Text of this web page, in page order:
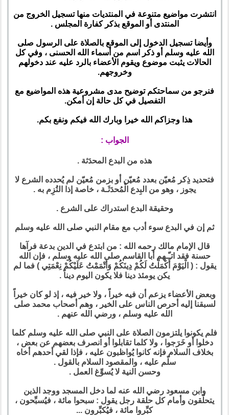
انتشرت مواضيع متنوعة في المنتديات منها تسجيل الخروج من
المنتدى أو الموقع بذكر كفارة المجلس .
وأيضا تسجيل الدخول إلى الموقع بالصلاة على الرسول صلى
الله عليه وسلم أو ذكر اسم من أسماء الله الحسنى ، وفي كل
الحالات يثبت موضوع ويقوم الأعضاء بالرد عليه عند دخولهم
وخروجهم.
فنرجو من سماحتكم توضيح مدى مشروعية هذه المواضيع مع
التفصيل في كل حالة إن أمكن.
هذا وجزاكم الله خيرا وبارك الله فيكم ونفع بكم.
الجواب :
هذه من البدع المحدَثة .
فتحديد ذِكر مُعيّن بعدد مُعيّن أو بزمن مُعيّن لم يُحدده الشرع لا
يجوز ، وهو من البِدع الْمُحدَثَـة ، خاصة إذا التُزِم به .
وحقيقة البدع استدراك على الشرع .
ثم إن في البدع سوء أدب مع مقام النبي صلى الله عليه وسلم
قال الإمام مالك رحمه الله : من ابتدع في الدين بدعة فرآها
حسنة فقد اتـّـهم أبا القاسم صلى الله عليه وسلم ، فإن الله
يقول : ( الْيَوْمَ أَكْمَلْتُ لَكُمْ دِينَكُمْ وَأَتْمَمْتُ عَلَيْكُمْ نِعْمَتِي ) فما لم
يكن يومئذ دينا فلا يكون اليوم ديناً .
وبعض الأعضاء يزعم أن فيه خيراً ، ولا خير فيه ، إذ لو كان خيراً
لسبقنا إليه أحرص الناس على الخير ، وهم أصحاب محمد صلى
الله عليه وسلم ، ورضي الله عنهم .
فلم يكونوا يلتزمون الصلاة على النبي صلى الله عليه وسلم كلما
دخلوا أو خَرَجوا ، ولا كلما تقابلوا أو انصرف بعضهم عن بعض ،
بخلاف السلام فإنه كانوا يُواظبون عليه ، فإذا لقي أحدهم أخاه
سلّم عليه ، والمقصود السلام بالقول .
وحسن النية لا يُسوِّغ العمل .
وابن مسعود رضي الله عنه لما دخل المسجد ووجد الذين
يتحلّقون وأمام كل حلقة رجل يقول : سبحوا مائة ، فيُسبِّحون ،
كبِّروا مائة ، فيُكبِّرون ...